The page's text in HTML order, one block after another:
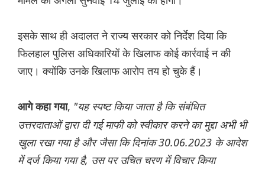
इसके साथ ही अदालत ने राज्य सरकार को निर्देश दिया कि
फिलहाल पुलिस अधिकारियों के खिलाफ कोई कार्रवाई न की
जाए। क्योंकि उनके खिलाफ आरोप तय हो चुके हैं।
आगे कहा गया, "यह स्पष्ट किया जाता है कि संबंधित
उत्तरदाताओं द्वारा दी गई माफी को स्वीकार करने का मुद्दा अभी भी
खुला रखा गया है और जैसा कि दिनांक 30.06.2023 के आदेश
में दर्ज किया गया है, उस पर उचित चरण में विचार किया